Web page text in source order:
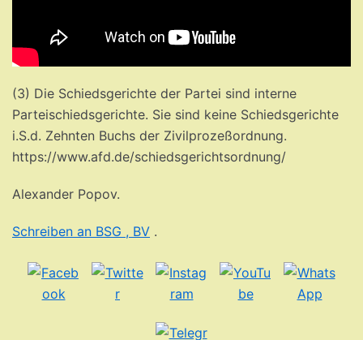
(3) Die Schiedsgerichte der Partei sind interne
Parteischiedsgerichte. Sie sind keine Schiedsgerichte
i.S.d. Zehnten Buchs der Zivilprozeßordnung.
https://www.afd.de/schiedsgerichtsordnung/
Alexander Popov.
Schreiben an BSG , BV .